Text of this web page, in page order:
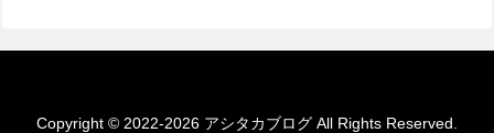
Copyright © 2022-2026 アシタカブログ All Rights Reserved.